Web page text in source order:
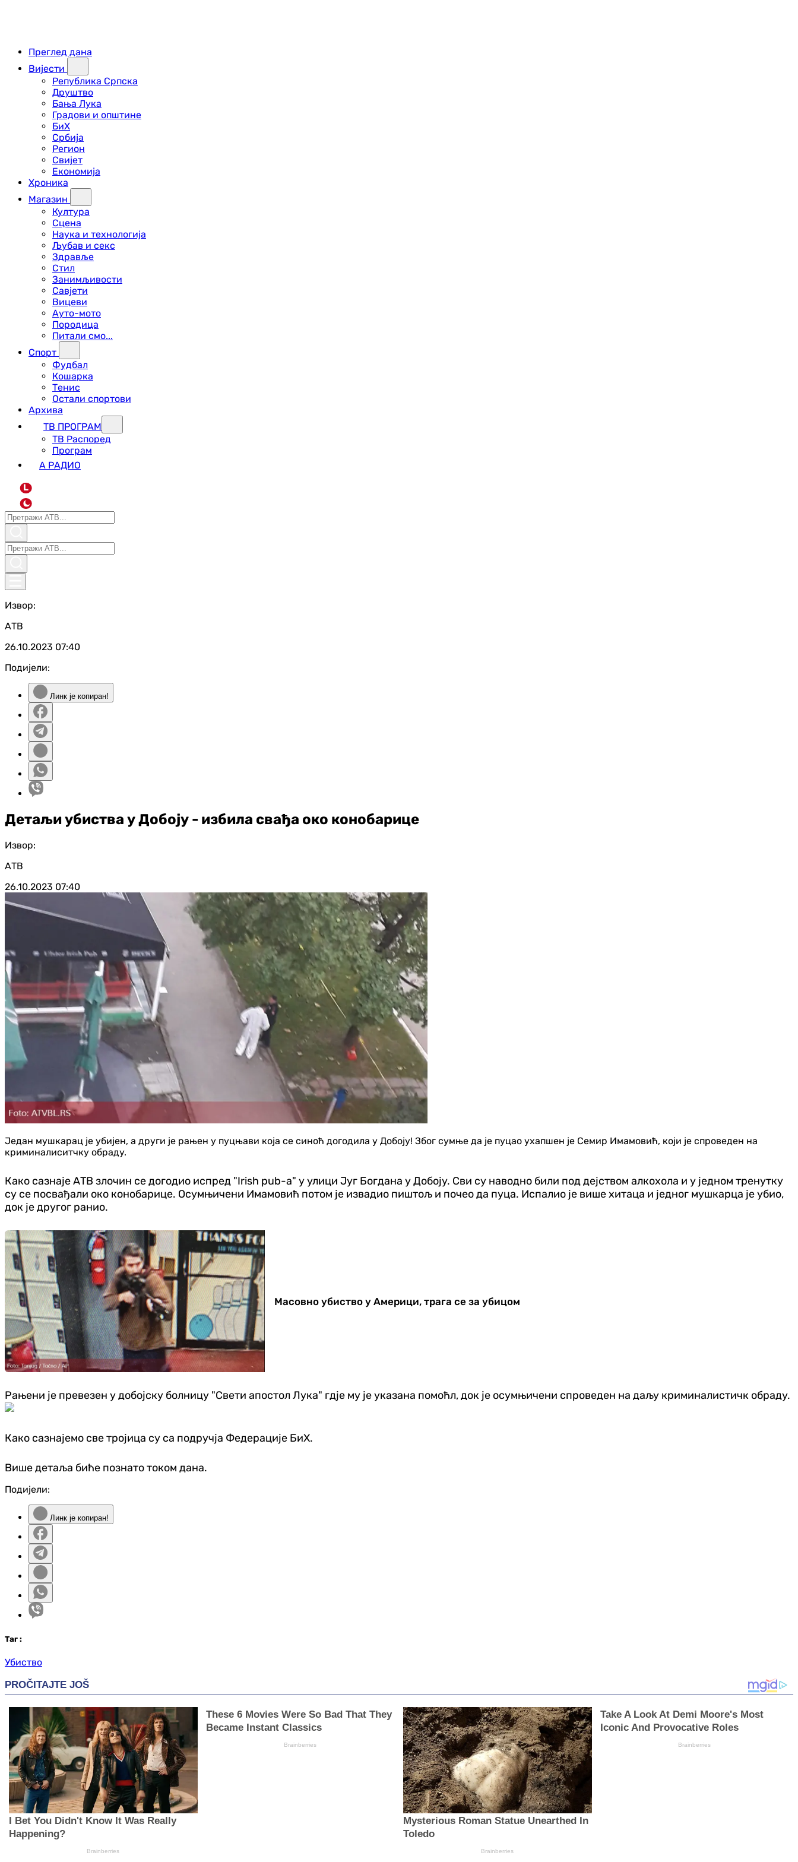
Преглед дана
Вијести
Република Српска
Друштво
Бања Лука
Градови и општине
БиХ
Србија
Регион
Свијет
Економија
Хроника
Магазин
Култура
Сцена
Наука и технологија
Љубав и секс
Здравље
Стил
Занимљивости
Савјети
Вицеви
Ауто-мото
Породица
Питали смо...
Спорт
Фудбал
Кошарка
Тенис
Остали спортови
Архива
ТВ ПРОГРАМ
ТВ Распоред
Програм
А РАДИО
L
Извор:
АТВ
26.10.2023 07:40
Подијели:
Линк је копиран!
Детаљи убиства у Добоју - избила свађа око конобарице
Извор:
АТВ
26.10.2023 07:40
Један мушкарац је убијен, а други је рањен у пуцњави која се синоћ догодила у Добоју! Због сумње да је пуцао ухапшен је Семир Имамовић, који је спроведен на
криминалиситчку обраду.
Како сазнаје АТВ злочин се догодио испред "Irish pub-a" у улици Југ Богдана у Добоју. Сви су наводно били под дејством алкохола и у једном тренутку
су се посвађали око конобарице. Осумњичени Имамовић потом је извадио пиштољ и почео да пуца. Испалио је више хитаца и једног мушкарца је убио,
док је другог ранио.
Масовно убиство у Америци, трага се за убицом
Рањени је превезен у добојску болницу "Свети апостол Лука" гдје му је указана помоћл, док је осумњичени спроведен на даљу криминалистичк обраду.
Како сазнајемо све тројица су са подручја Федерације БиХ.
Више детаља биће познато током дана.
Подијели:
Линк је копиран!
Таг :
Убиство